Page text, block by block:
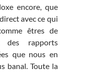
encore, que
avec ce qui
êtres de
des rapports
que nous en
banal. Toute la